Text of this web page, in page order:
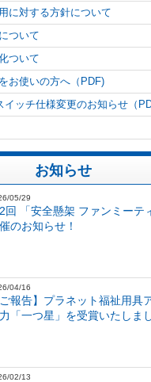
に対する方針について
ついて
ついて
お使いの方へ（PDF)
ッチ仕様変更のお知らせ（
お知らせ
05/29
回 「安全懸架 ファンミーテ
のお知らせ！
04/16
ご報告】プラネット福祉用具
「一つ星」を受賞いたしま
02/13